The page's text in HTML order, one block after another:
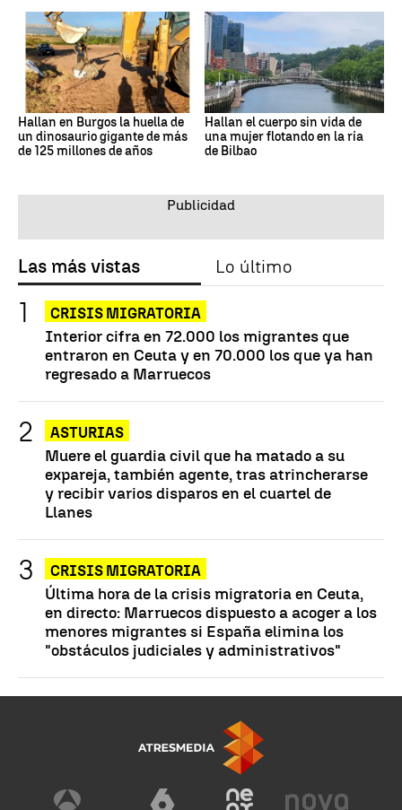
Hallan en Burgos la huella de
un dinosaurio gigante de más
de 125 millones de años
Hallan el cuerpo sin vida de
una mujer flotando en la ría
de Bilbao
Las más vistas Lo último
CRISIS MIGRATORIA
Interior cifra en 72.000 los migrantes que
entraron en Ceuta y en 70.000 los que ya han
regresado a Marruecos
ASTURIAS
Muere el guardia civil que ha matado a su
expareja, también agente, tras atrincherarse
y recibir varios disparos en el cuartel de
Llanes
CRISIS MIGRATORIA
Última hora de la crisis migratoria en Ceuta,
en directo: Marruecos dispuesto a acoger a los
menores migrantes si España elimina los
"obstáculos judiciales y administrativos"